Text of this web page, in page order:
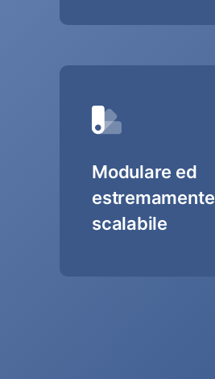
Modulare ed
estremamente
scalabile